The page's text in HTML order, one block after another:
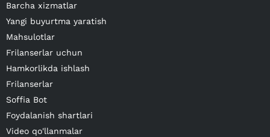
Barcha xizmatlar
Yangi buyurtma yaratish
Mahsulotlar
Frilanserlar uchun
Hamkorlikda ishlash
Frilanserlar
Soffia Bot
Foydalanish shartlari
Video qo'llanmalar